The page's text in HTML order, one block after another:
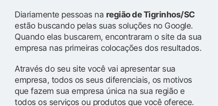
Diariamente pessoas na região de Tigrinhos/SC
estão buscando pelas suas soluções no Google.
Quando elas buscarem, encontraram o site da sua
empresa nas primeiras colocações dos resultados.
Através do seu site você vai apresentar sua
empresa, todos os seus diferenciais, os motivos
que fazem sua empresa única na sua região e
todos os serviços ou produtos que você oferece.